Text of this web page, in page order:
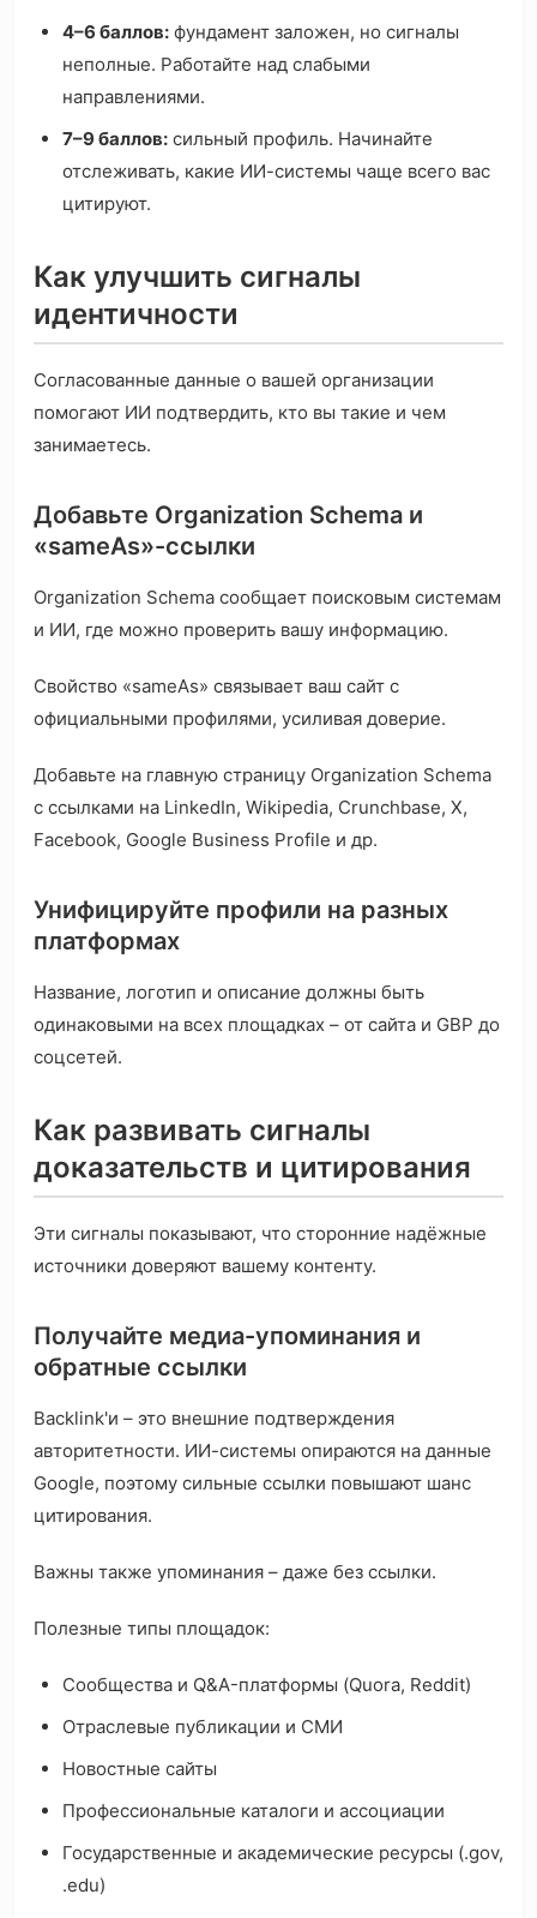
4–6 баллов: фундамент заложен, но сигналы
неполные. Работайте над слабыми
направлениями.
7–9 баллов: сильный профиль. Начинайте
отслеживать, какие ИИ-системы чаще всего вас
цитируют.
Как улучшить сигналы
идентичности
Согласованные данные о вашей организации
помогают ИИ подтвердить, кто вы такие и чем
занимаетесь.
Добавьте Organization Schema и
«sameAs»-ссылки
Organization Schema сообщает поисковым системам
и ИИ, где можно проверить вашу информацию.
Свойство «sameAs» связывает ваш сайт с
официальными профилями, усиливая доверие.
Добавьте на главную страницу Organization Schema
с ссылками на LinkedIn, Wikipedia, Crunchbase, X,
Facebook, Google Business Profile и др.
Унифицируйте профили на разных
платформах
Название, логотип и описание должны быть
одинаковыми на всех площадках – от сайта и GBP до
соцсетей.
Как развивать сигналы
доказательств и цитирования
Эти сигналы показывают, что сторонние надёжные
источники доверяют вашему контенту.
Получайте медиа-упоминания и
обратные ссылки
Backlink'и – это внешние подтверждения
авторитетности. ИИ-системы опираются на данные
Google, поэтому сильные ссылки повышают шанс
цитирования.
Важны также упоминания – даже без ссылки.
Полезные типы площадок:
Сообщества и Q&A-платформы (Quora, Reddit)
Отраслевые публикации и СМИ
Новостные сайты
Профессиональные каталоги и ассоциации
Государственные и академические ресурсы (.gov,
.edu)